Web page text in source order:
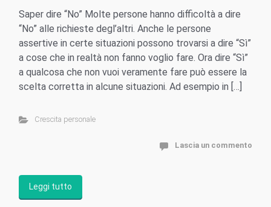
Saper dire “No” Molte persone hanno difficoltà a dire
“No” alle richieste degl’altri. Anche le persone
assertive in certe situazioni possono trovarsi a dire “Sì”
a cose che in realtà non fanno voglio fare. Ora dire “Sì”
a qualcosa che non vuoi veramente fare può essere la
scelta corretta in alcune situazioni. Ad esempio in […]
Crescita personale
Lascia un commento
Leggi tutto